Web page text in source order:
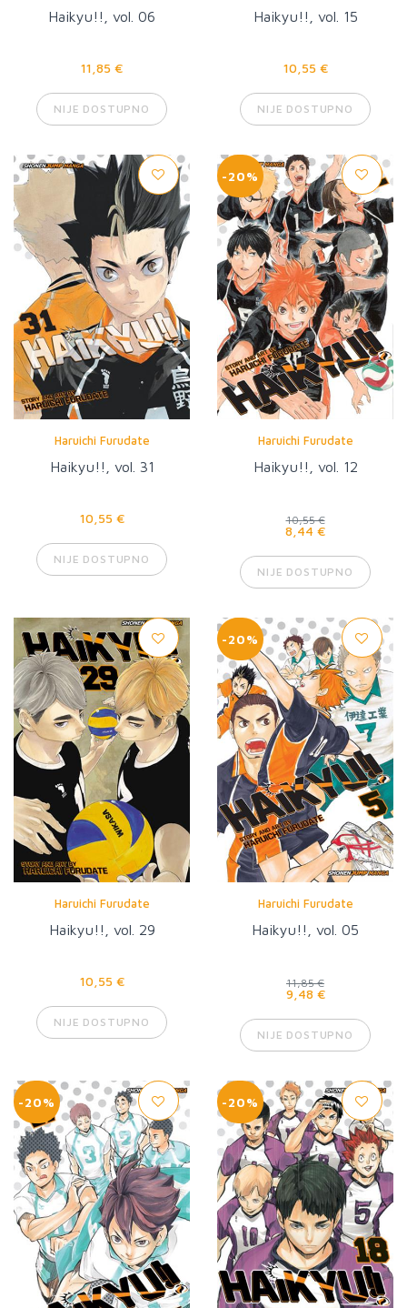
Haikyu!!, vol. 06
11,85 €
NIJE DOSTUPNO
Haikyu!!, vol. 15
10,55 €
NIJE DOSTUPNO
Haruichi Furudate
Haikyu!!, vol. 31
10,55 €
NIJE DOSTUPNO
-20%
Haruichi Furudate
Haikyu!!, vol. 12
10,55 €
8,44 €
NIJE DOSTUPNO
Haruichi Furudate
Haikyu!!, vol. 29
10,55 €
NIJE DOSTUPNO
-20%
Haruichi Furudate
Haikyu!!, vol. 05
11,85 €
9,48 €
NIJE DOSTUPNO
-20% -20%